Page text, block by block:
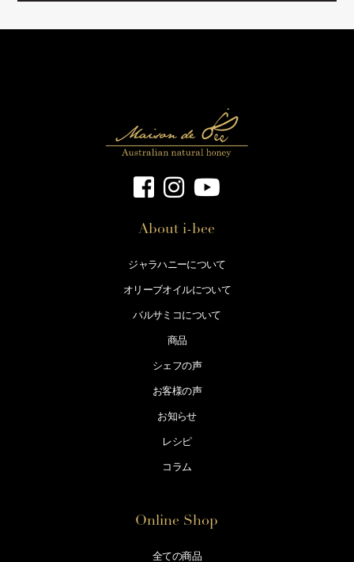
About i-bee
ジャラハニーについて
オリーブオイルについて
バルサミコについて
商品
シェフの声
お客様の声
お知らせ
レシピ
コラム
Online Shop
全ての商品